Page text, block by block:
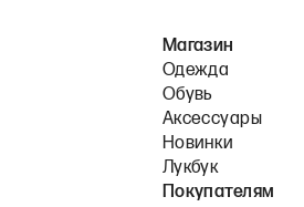
Магазин
Одежда
Обувь
Аксессуары
Новинки
Лукбук
Покупателям